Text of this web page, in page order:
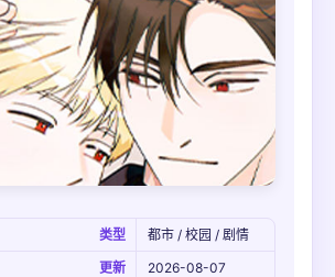
类型
都市 / 校园 / 剧情
更新 2026-08-07